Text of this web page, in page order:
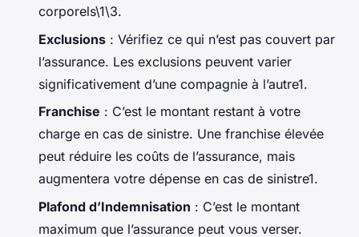
corporels\1\3.
Exclusions : Vérifiez ce qui n’est pas couvert par
l’assurance. Les exclusions peuvent varier
significativement d’une compagnie à l’autre1.
Franchise : C’est le montant restant à votre
charge en cas de sinistre. Une franchise élevée
peut réduire les coûts de l’assurance, mais
augmentera votre dépense en cas de sinistre1.
Plafond d’Indemnisation : C’est le montant
maximum que l’assurance peut vous verser.